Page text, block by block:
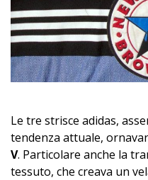
Le tre strisce adidas,
tendenza attuale,
V. Particolare anche la
tessuto, che creava un